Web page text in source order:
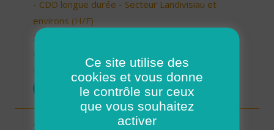
- CDD longue durée - Secteur Landivisiau et
environs (H/F)
29 - Finistère
POSTULER
Aide à domicile - Secteur les Olonnes (H/F)
Ce site utilise des
cookies et vous donne
le contrôle sur ceux
que vous souhaitez
activer